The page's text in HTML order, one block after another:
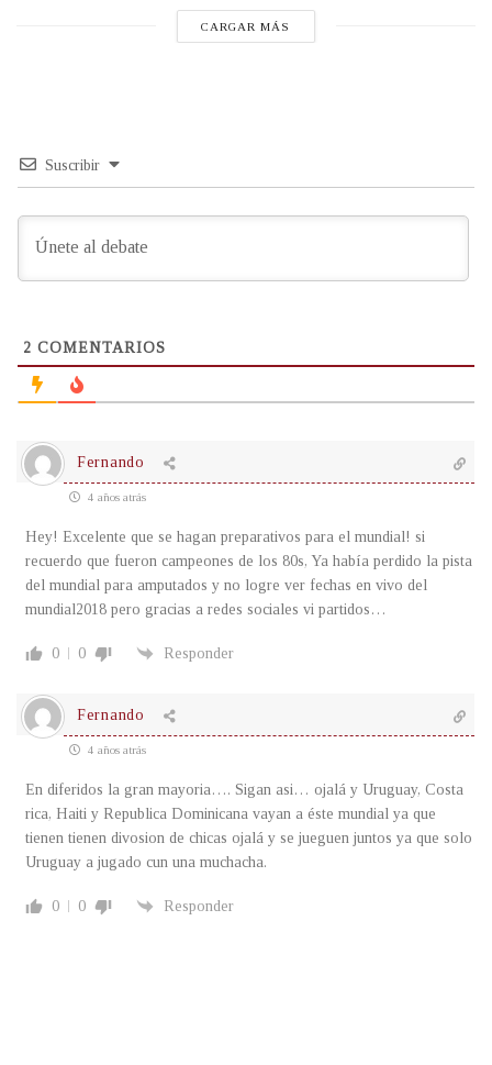
CARGAR MÁS
Suscribir
2 COMENTARIOS
Fernando
4 años atrás
Hey! Excelente que se hagan preparativos para el mundial! si
recuerdo que fueron campeones de los 80s, Ya había perdido la pista
del mundial para amputados y no logre ver fechas en vivo del
mundial2018 pero gracias a redes sociales vi partidos…
0 0 Responder
Fernando
4 años atrás
En diferidos la gran mayoria…. Sigan asi… ojalá y Uruguay, Costa
rica, Haiti y Republica Dominicana vayan a éste mundial ya que
tienen tienen divosion de chicas ojalá y se jueguen juntos ya que solo
Uruguay a jugado cun una muchacha.
0 0 Responder